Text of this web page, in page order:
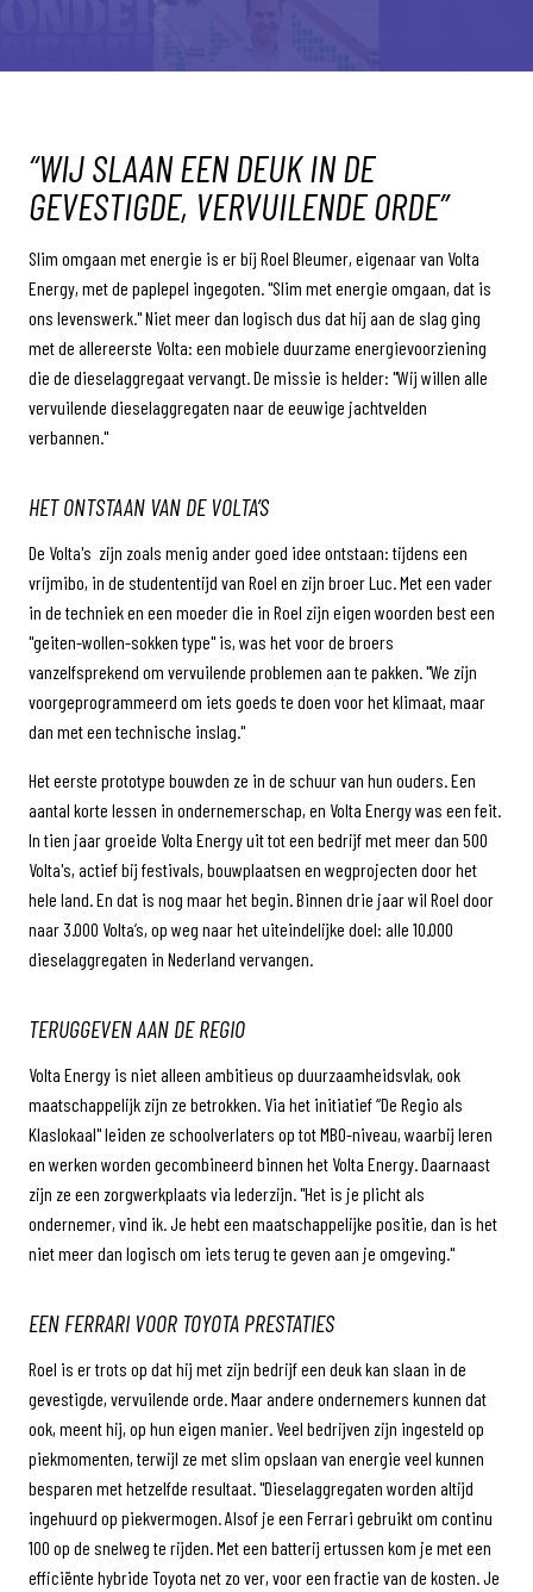
“WIJ SLAAN EEN DEUK IN DE
GEVESTIGDE, VERVUILENDE ORDE”
Slim omgaan met energie is er bij Roel Bleumer, eigenaar van Volta
Energy, met de paplepel ingegoten. "Slim met energie omgaan, dat is
ons levenswerk." Niet meer dan logisch dus dat hij aan de slag ging
met de allereerste Volta: een mobiele duurzame energievoorziening
die de dieselaggregaat vervangt. De missie is helder: "Wij willen alle
vervuilende dieselaggregaten naar de eeuwige jachtvelden
verbannen."
HET ONTSTAAN VAN DE VOLTA’S
De Volta's zijn zoals menig ander goed idee ontstaan: tijdens een
vrijmibo, in de studententijd van Roel en zijn broer Luc. Met een vader
in de techniek en een moeder die in Roel zijn eigen woorden best een
"geiten-wollen-sokken type" is, was het voor de broers
vanzelfsprekend om vervuilende problemen aan te pakken. "We zijn
voorgeprogrammeerd om iets goeds te doen voor het klimaat, maar
dan met een technische inslag."
Het eerste prototype bouwden ze in de schuur van hun ouders. Een
aantal korte lessen in ondernemerschap, en Volta Energy was een feit.
In tien jaar groeide Volta Energy uit tot een bedrijf met meer dan 500
Volta's, actief bij festivals, bouwplaatsen en wegprojecten door het
hele land. En dat is nog maar het begin. Binnen drie jaar wil Roel door
naar 3.000 Volta’s, op weg naar het uiteindelijke doel: alle 10.000
dieselaggregaten in Nederland vervangen.
TERUGGEVEN AAN DE REGIO
Volta Energy is niet alleen ambitieus op duurzaamheidsvlak, ook
maatschappelijk zijn ze betrokken. Via het initiatief “De Regio als
Klaslokaal" leiden ze schoolverlaters op tot MBO-niveau, waarbij leren
en werken worden gecombineerd binnen het Volta Energy. Daarnaast
zijn ze een zorgwerkplaats via Iederzijn. "Het is je plicht als
ondernemer, vind ik. Je hebt een maatschappelijke positie, dan is het
niet meer dan logisch om iets terug te geven aan je omgeving."
EEN FERRARI VOOR TOYOTA PRESTATIES
Roel is er trots op dat hij met zijn bedrijf een deuk kan slaan in de
gevestigde, vervuilende orde. Maar andere ondernemers kunnen dat
ook, meent hij, op hun eigen manier. Veel bedrijven zijn ingesteld op
piekmomenten, terwijl ze met slim opslaan van energie veel kunnen
besparen met hetzelfde resultaat. "Dieselaggregaten worden altijd
ingehuurd op piekvermogen. Alsof je een Ferrari gebruikt om continu
100 op de snelweg te rijden. Met een batterij ertussen kom je met een
efficiënte hybride Toyota net zo ver, voor een fractie van de kosten. Je